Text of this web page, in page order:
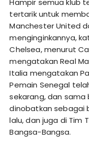
Hampir semua klub
tertarik untuk
Manchester United
menginginkannya,
Chelsea, menurut
mengatakan Real
Italia mengatakan
Pemain Senegal
sekarang, dan sama
dinobatkan sebagai
lalu, dan juga di Tim
Bangsa-Bangsa.